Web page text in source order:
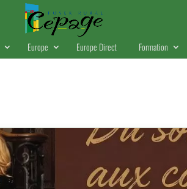
Europe Europe Direct Formation